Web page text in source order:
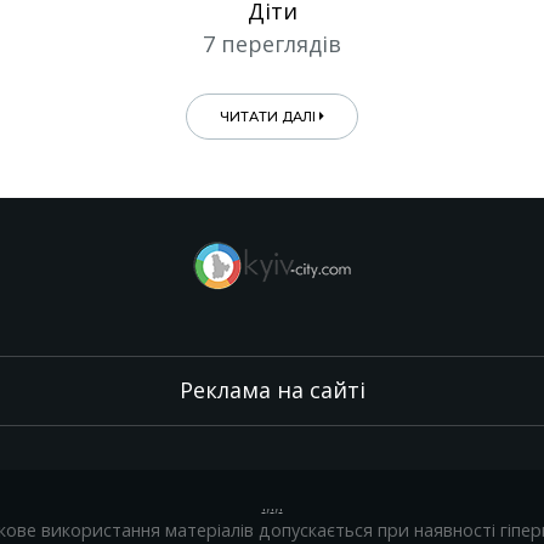
Діти
7 переглядів
ЧИТАТИ ДАЛІ
Реклама на сайті
.,.,.
використання матеріалів допускається при наявності